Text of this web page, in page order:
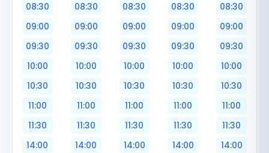
08:30
09:00
09:30
10:00
10:30
11:00
11:30
14:00
08:30
09:00
09:30
10:00
10:30
11:00
11:30
14:00
08:30
09:00
09:30
10:00
10:30
11:00
11:30
14:00
08:30
09:00
09:30
10:00
10:30
11:00
11:30
14:00
08:30
09:00
09:30
10:00
10:30
11:00
11:30
14:00